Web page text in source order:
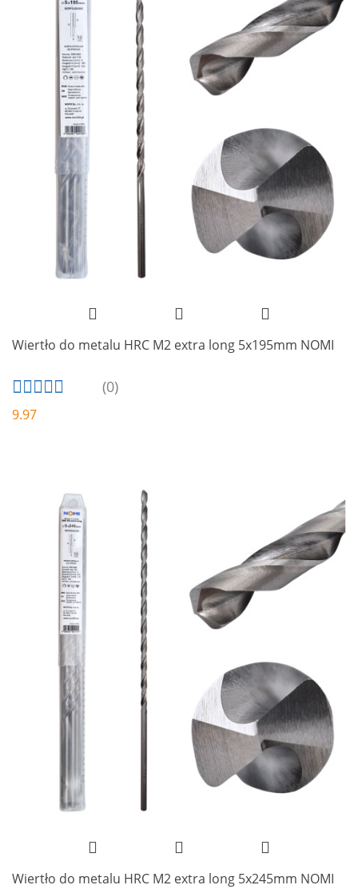
Wiertło do metalu HRC M2 extra long 5x195mm NOMI
(0)
9.97
Wiertło do metalu HRC M2 extra long 5x245mm NOMI